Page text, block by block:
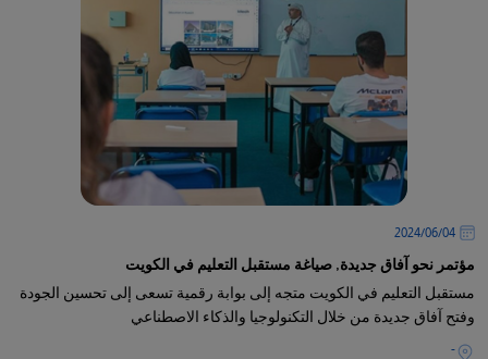
04‏/06‏/2024
مؤتمر نحو آفاق جديدة, صياغة مستقبل التعليم في الكويت
مستقبل التعليم في الكويت متجه إلى بوابة رقمية تسعى إلى تحسين الجودة
وفتح آفاق جديدة من خلال التكنولوجيا والذكاء الاصطناعي
-